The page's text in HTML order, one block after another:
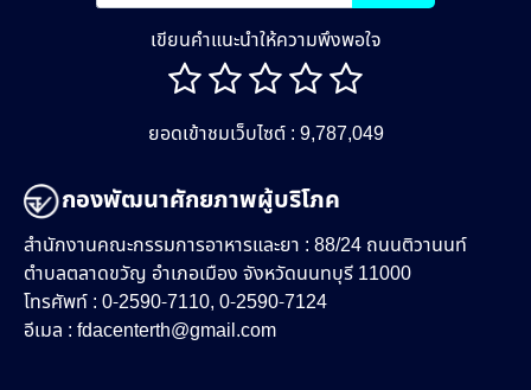
เขียนคำแนะนำให้ความพึงพอใจ
ยอดเข้าชมเว็บไซต์ : 9,787,049
กองพัฒนาศักยภาพผู้บริโภค
สำนักงานคณะกรรมการอาหารและยา : 88/24 ถนนติวานนท์
ตำบลตลาดขวัญ อำเภอเมือง จังหวัดนนทบุรี 11000
โทรศัพท์ : 0-2590-7110, 0-2590-7124
อีเมล : fdacenterth@gmail.com